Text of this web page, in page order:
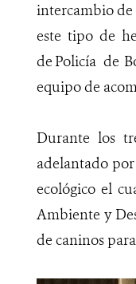
intercambio de
este tipo de
de Policía de
equipo de
Durante los
adelantado
ecológico el
Ambiente y
de caninos